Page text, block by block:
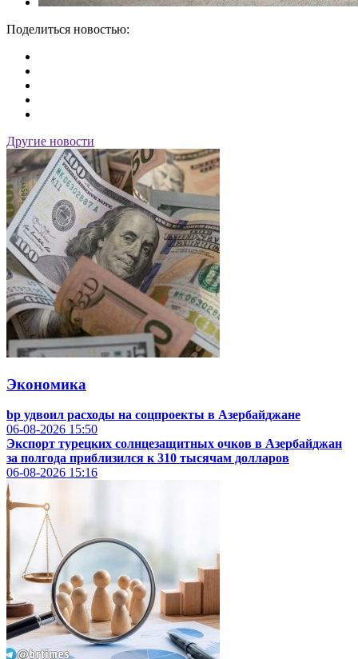
Поделиться новостью:
Другие новости
Экономика
bp удвоил расходы на соцпроекты в Азербайджане
06-08-2026 15:50
Экспорт турецких солнцезащитных очков в Азербайджан
за полгода приблизился к 310 тысячам долларов
06-08-2026 15:16